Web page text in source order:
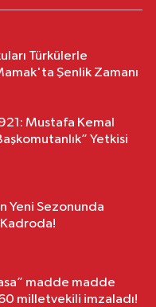
Türkülerle
Şenlik Zamanı
Mustafa Kemal
Yetkisi
Yeni Sezonunda
madde madde
milletvekili imzaladı!